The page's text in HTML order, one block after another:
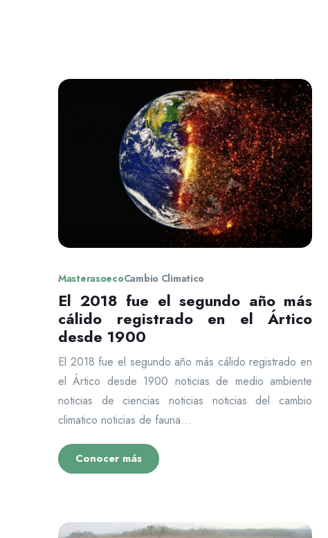
MasterasoecoCambio Climatico
El 2018 fue el segundo año más
cálido registrado en el Ártico
desde 1900
El 2018 fue el segundo año más cálido registrado en
el Ártico desde 1900 noticias de medio ambiente
noticias de ciencias noticias noticias del cambio
climatico noticias de fauna...
Conocer más